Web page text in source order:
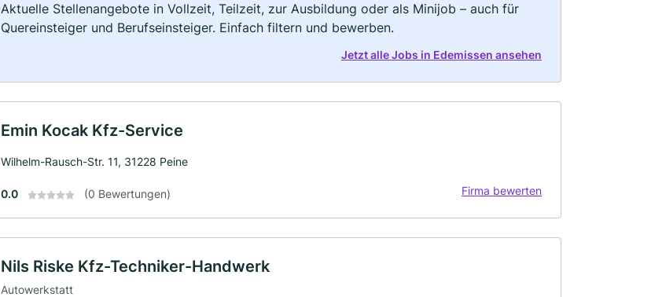
Aktuelle Stellenangebote in Vollzeit, Teilzeit, zur Ausbildung oder als Minijob – auch für
Quereinsteiger und Berufseinsteiger. Einfach filtern und bewerben.
Jetzt alle Jobs in Edemissen ansehen
Emin Kocak Kfz-Service
Wilhelm-Rausch-Str. 11, 31228 Peine
0.0 (0 Bewertungen) Firma bewerten
Nils Riske Kfz-Techniker-Handwerk
Autowerkstatt